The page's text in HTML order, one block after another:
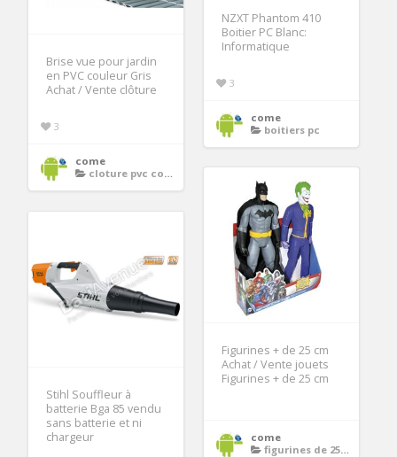
NZXT Phantom 410
Boitier PC Blanc:
Informatique
3
come
boitiers pc
Brise vue pour jardin
en PVC couleur Gris
Achat / Vente clôture
3
come
cloture pvc couleur
Figurines + de 25 cm
Achat / Vente jouets
Figurines + de 25 cm
come
figurines de 25 cm
Stihl Souffleur à
batterie Bga 85 vendu
sans batterie et ni
chargeur